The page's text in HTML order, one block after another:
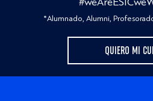
*Alumnado, Alumni,
QUIERO MI